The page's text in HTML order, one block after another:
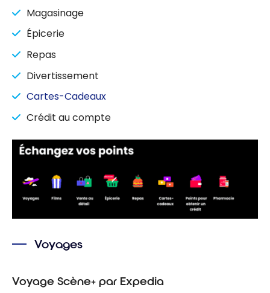
Magasinage
Épicerie
Repas
Divertissement
Cartes-Cadeaux
Crédit au compte
Voyages
Voyage Scène+ par Expedia